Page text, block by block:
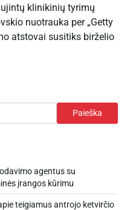
klinikinių tyrimų
nuotrauka per „Getty
atstovai susitiks birželio
Paieška
agentus su
įrangos kūrimu
teigiamus antrojo ketvirčio